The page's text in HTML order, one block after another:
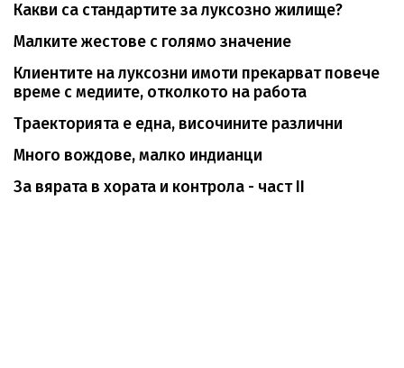
Какви са стандартите за луксозно жилище?
Малките жестове с голямо значение
Клиентите на луксозни имоти прекарват повече
време с медиите, отколкото на работа
Траекторията е една, височините различни
Много вождове, малко индианци
За вярата в хората и контрола - част II